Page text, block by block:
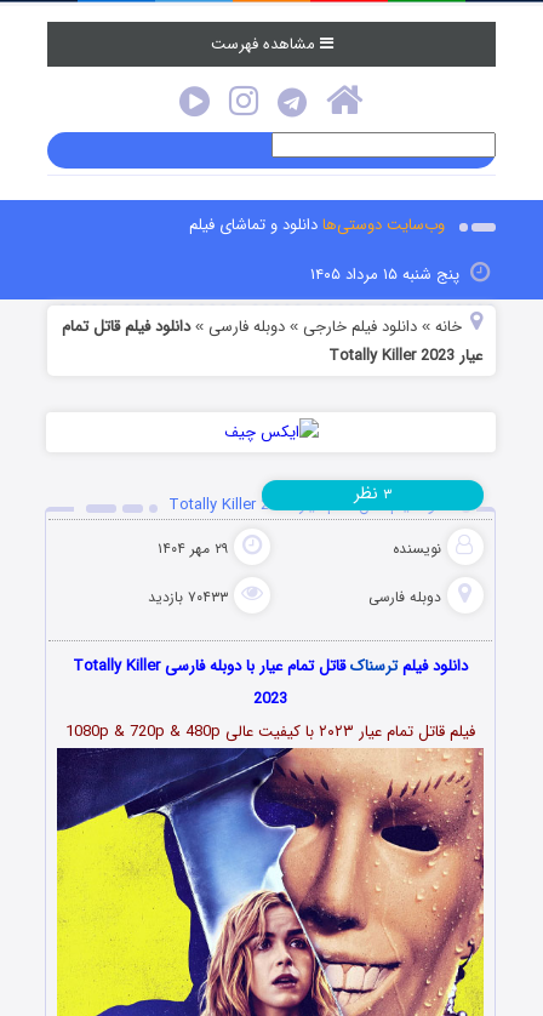
مشاهده فهرست
وب‌سایت دوستی‌هادانلود و تماشای فیلم
پنج شنبه ۱۵ مرداد ۱۴۰۵
خانه »دانلود فیلم خارجی »دوبله فارسی »دانلود فیلم قاتل تمام
عیار Totally Killer 2023
دانلود فیلم قاتل تمام عیار Totally Killer 2023
نویسنده ۲۹ مهر ۱۴۰۴
دوبله فارسی ۷۰۴۳۳ بازدید
۳ نظر
دانلود فیلمترسناک
قاتل تمام عیار با دوبله فارسی Totally Killer
2023
فیلم قاتل تمام عیار ۲۰۲۳
با کیفیت عالی 1080p & 720p & 480p